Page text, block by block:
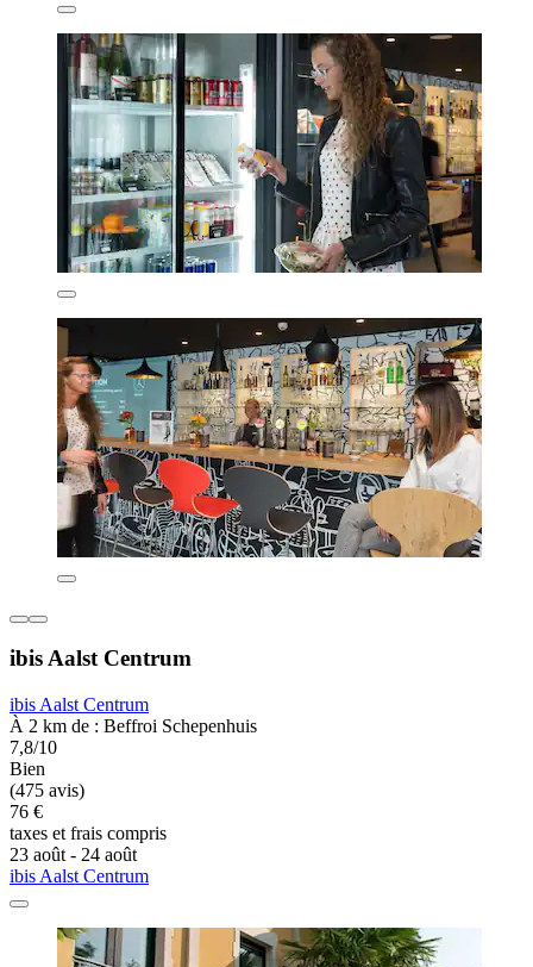
ibis Aalst Centrum
ibis Aalst Centrum
À 2 km de : Beffroi Schepenhuis
7,8/10
Bien
(475 avis)
76 €
taxes et frais compris
23 août - 24 août
ibis Aalst Centrum